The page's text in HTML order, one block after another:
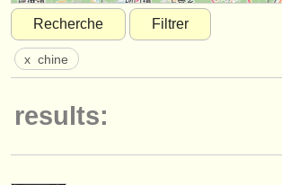
instruments volés
annuaires:
Recherche
Filtrer
x chine
results: